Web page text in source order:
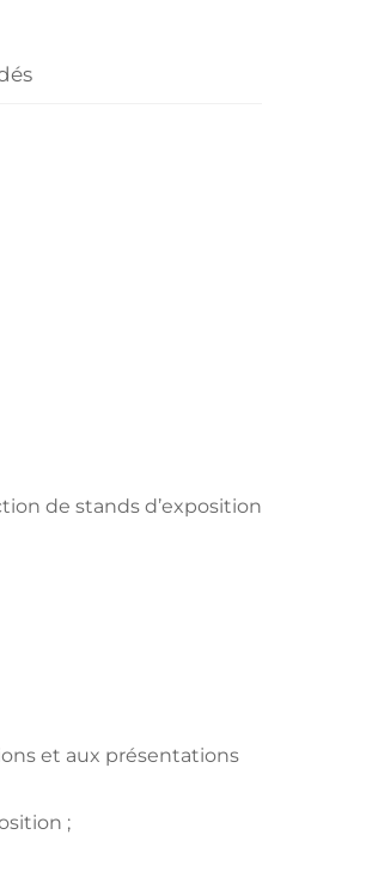
de stands d’exposition
et aux présentations
;